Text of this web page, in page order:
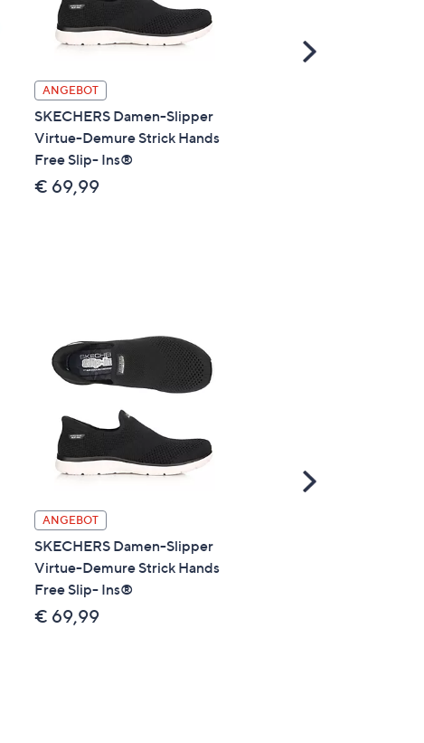
ANGEBOT
SKECHERS Damen-Slipper
Virtue-Demure Strick Hands
Free Slip- Ins®
€ 69,99
Scroll
ANGEBOT
SKECHERS Damen-Slipper
Virtue-Demure Strick Hands
Free Slip- Ins®
€ 69,99
Scroll